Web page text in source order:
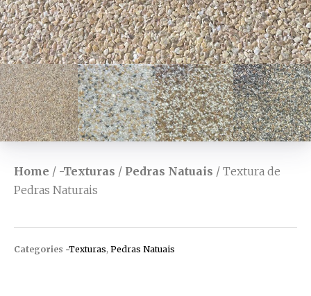
Home / -Texturas / Pedras Natuais / Textura de
Pedras Naturais
Categories -Texturas, Pedras Natuais